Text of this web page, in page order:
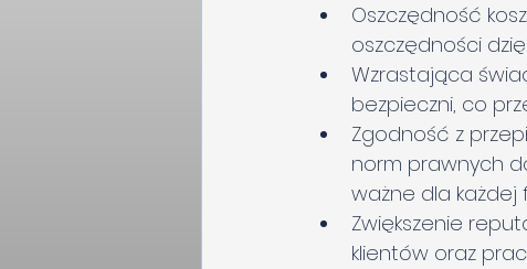
Oszczędność
oszczędności
Wzrastająca
bezpieczni, co
Zgodność z
norm prawnych
ważne dla każdej
Zwiększenie
klientów oraz